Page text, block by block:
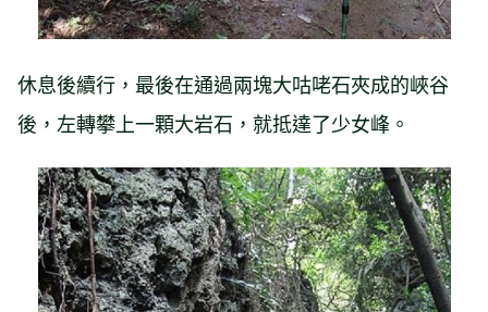
休息後續行，最後在通過兩塊大咕咾石夾成的峽谷
後，左轉攀上一顆大岩石，就抵達了少女峰。